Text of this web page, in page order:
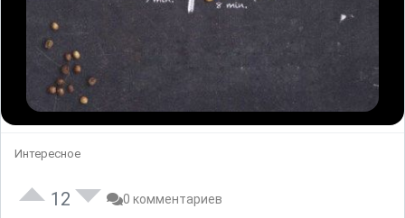
Интересное
12 0 комментариев